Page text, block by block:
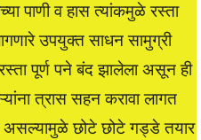
पाणी व हास त्यांकमुळे रस्ता
उपयुक्त साधन सामुग्री
पूर्ण पने बंद झालेला असून ही
त्रास सहन करावा लागत
असल्यामुळे छोटे छोटे गड्डे तयार